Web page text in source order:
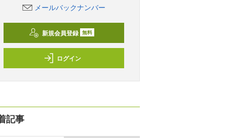
メールバックナンバー
新規会員登録 無料
ログイン
記事